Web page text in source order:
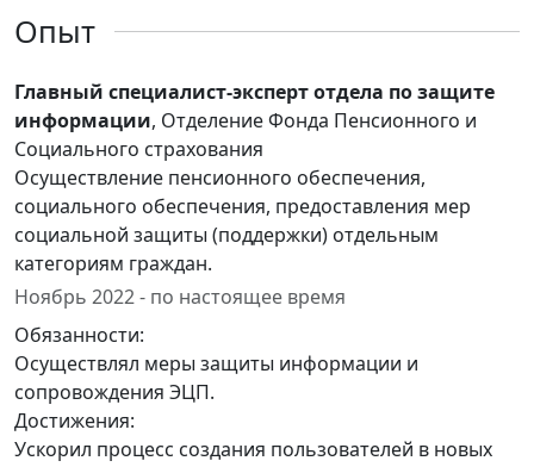
Опыт
Главный специалист-эксперт отдела по защите
информации, Отделение Фонда Пенсионного и
Социального страхования
Осуществление пенсионного обеспечения,
социального обеспечения, предоставления мер
социальной защиты (поддержки) отдельным
категориям граждан.
Ноябрь 2022 - по настоящее время
Обязанности:
Осуществлял меры защиты информации и
сопровождения ЭЦП.
Достижения:
Ускорил процесс создания пользователей в новых